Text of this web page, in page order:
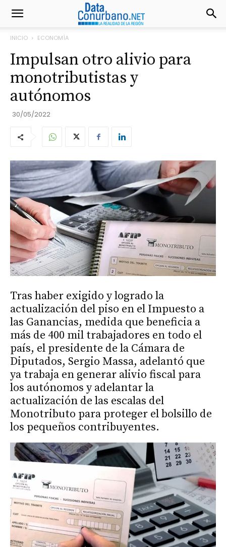
INICIO ECONOMÍA
Impulsan otro alivio para
monotributistas y
autónomos
30/05/2022
Tras haber exigido y logrado la
actualización del piso en el Impuesto a
las Ganancias, medida que beneficia a
más de 400 mil trabajadores en todo el
país, el presidente de la Cámara de
Diputados, Sergio Massa, adelantó que
ya trabaja en generar alivio fiscal para
los autónomos y adelantar la
actualización de las escalas del
Monotributo para proteger el bolsillo de
los pequeños contribuyentes.